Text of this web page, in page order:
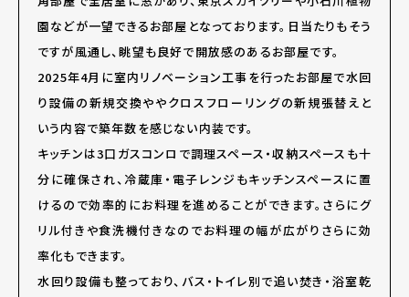
園などが一望できるお部屋となっております。日当たりもそう
ですが風通し、眺望も良好で開放感のあるお部屋です。
2025年4月に室内リノベーション工事を行ったお部屋で水回
り設備の新規交換ややクロスフローリングの新規張替えと
いう内容で築年数を感じない内装です。
キッチンは3口ガスコンロで調理スペース・収納スペースも十
分に確保され、冷蔵庫・電子レンジもキッチンスペースに置
けるので効率的にお料理を進めることができます。さらにグ
リル付きや食洗機付きなのでお料理の幅が広がりさらに効
率化もできます。
水回り設備も整っており、バス・トイレ別で追い焚き・浴室乾